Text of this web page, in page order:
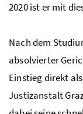
2020 ist er mit
Nach dem
absolvierter
Einstieg direkt
Justizanstalt